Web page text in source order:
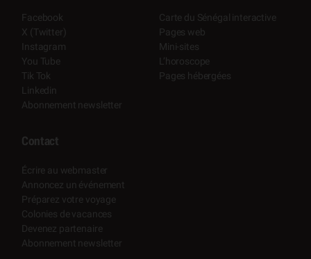
Facebook
X (Twitter)
Instagram
You Tube
Tik Tok
Linkedin
Abonnement newsletter
Carte du Sénégal interactive
Pages web
Mini-sites
L’horoscope
Pages hébergées
Contact
Écrire au webmaster
Annoncez un événement
Préparez votre voyage
Colonies de vacances
Devenez partenaire
Abonnement newsletter